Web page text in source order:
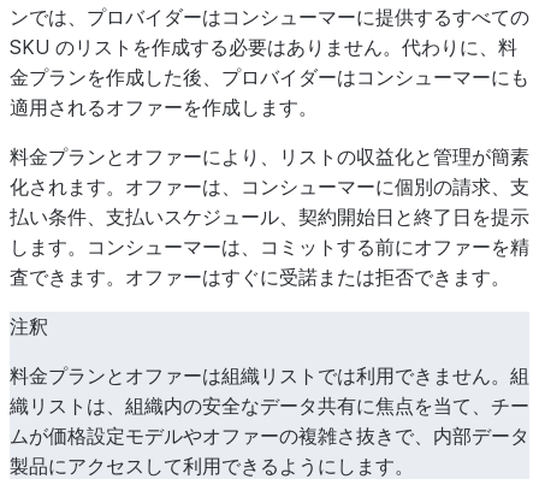
ンでは、プロバイダーはコンシューマーに提供するすべての
SKU のリストを作成する必要はありません。代わりに、料
金プランを作成した後、プロバイダーはコンシューマーにも
適用されるオファーを作成します。
料金プランとオファーにより、リストの収益化と管理が簡素
化されます。オファーは、コンシューマーに個別の請求、支
払い条件、支払いスケジュール、契約開始日と終了日を提示
します。コンシューマーは、コミットする前にオファーを精
査できます。オファーはすぐに受諾または拒否できます。
注釈
料金プランとオファーは組織リストでは利用できません。組
織リストは、組織内の安全なデータ共有に焦点を当て、チー
ムが価格設定モデルやオファーの複雑さ抜きで、内部データ
製品にアクセスして利用できるようにします。